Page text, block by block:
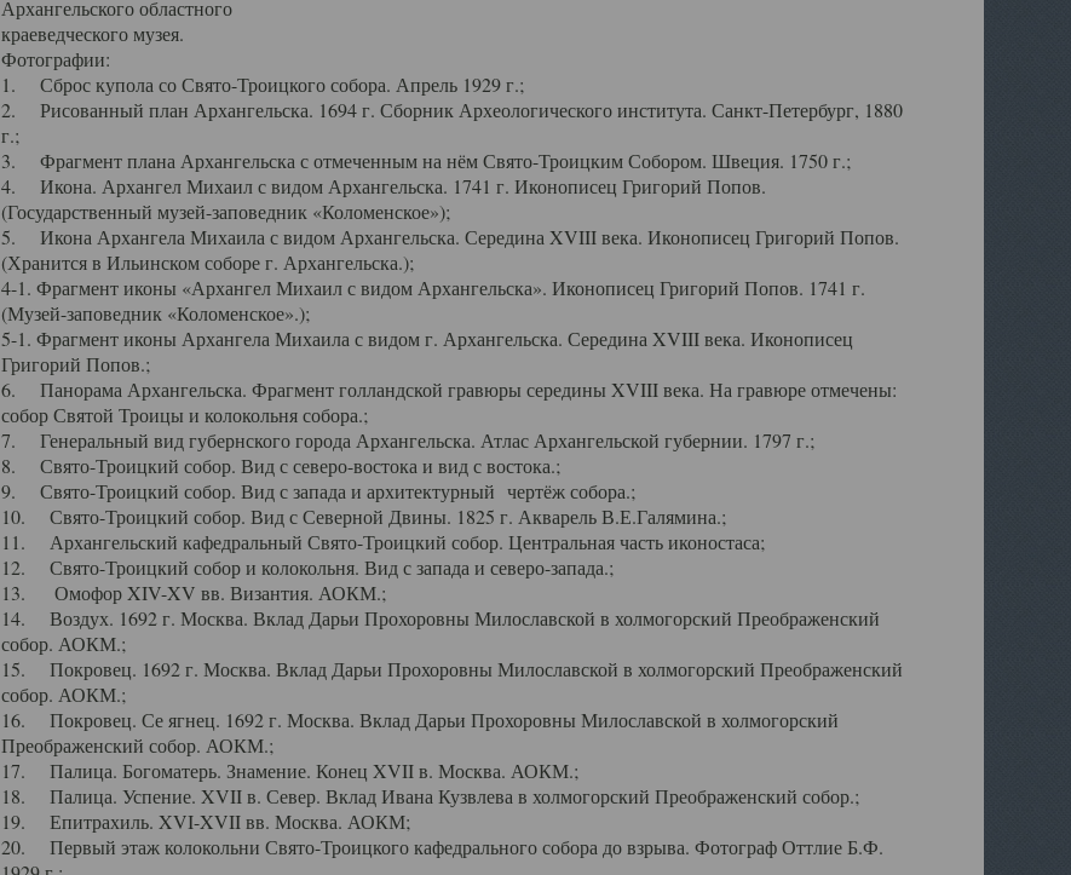
Архангельского областного
краеведческого музея.
Фотографии:
1. Сброс купола со Свято-Троицкого собора. Апрель 1929 г.;
2. Рисованный план Архангельска. 1694 г. Сборник Археологического института. Санкт-Петербург, 1880
г.;
3. Фрагмент плана Архангельска с отмеченным на нём Свято-Троицким Собором. Швеция. 1750 г.;
4. Икона. Архангел Михаил с видом Архангельска. 1741 г. Иконописец Григорий Попов.
(Государственный музей-заповедник «Коломенское»);
5. Икона Архангела Михаила с видом Архангельска. Середина XVIII века. Иконописец Григорий Попов.
(Хранится в Ильинском соборе г. Архангельска.);
4-1. Фрагмент иконы «Архангел Михаил с видом Архангельска». Иконописец Григорий Попов. 1741 г.
(Музей-заповедник «Коломенское».);
5-1. Фрагмент иконы Архангела Михаила с видом г. Архангельска. Середина XVIII века. Иконописец
Григорий Попов.;
6. Панорама Архангельска. Фрагмент голландской гравюры середины XVIII века. На гравюре отмечены:
собор Святой Троицы и колокольня собора.;
7. Генеральный вид губернского города Архангельска. Атлас Архангельской губернии. 1797 г.;
8. Свято-Троицкий собор. Вид с северо-востока и вид с востока.;
9. Свято-Троицкий собор. Вид с запада и архитектурный чертёж собора.;
10. Свято-Троицкий собор. Вид с Северной Двины. 1825 г. Акварель В.Е.Галямина.;
11. Архангельский кафедральный Свято-Троицкий собор. Центральная часть иконостаса;
12. Свято-Троицкий собор и колокольня. Вид с запада и северо-запада.;
13. Омофор XIV-XV вв. Византия. АОКМ.;
14. Воздух. 1692 г. Москва. Вклад Дарьи Прохоровны Милославской в холмогорский Преображенский
собор. АОКМ.;
15. Покровец. 1692 г. Москва. Вклад Дарьи Прохоровны Милославской в холмогорский Преображенский
собор. АОКМ.;
16. Покровец. Се ягнец. 1692 г. Москва. Вклад Дарьи Прохоровны Милославской в холмогорский
Преображенский собор. АОКМ.;
17. Палица. Богоматерь. Знамение. Конец XVII в. Москва. АОКМ.;
18. Палица. Успение. XVII в. Север. Вклад Ивана Кузвлева в холмогорский Преображенский собор.;
19. Епитрахиль. XVI-XVII вв. Москва. АОКМ;
20. Первый этаж колокольни Свято-Троицкого кафедрального собора до взрыва. Фотограф Оттлие Б.Ф.